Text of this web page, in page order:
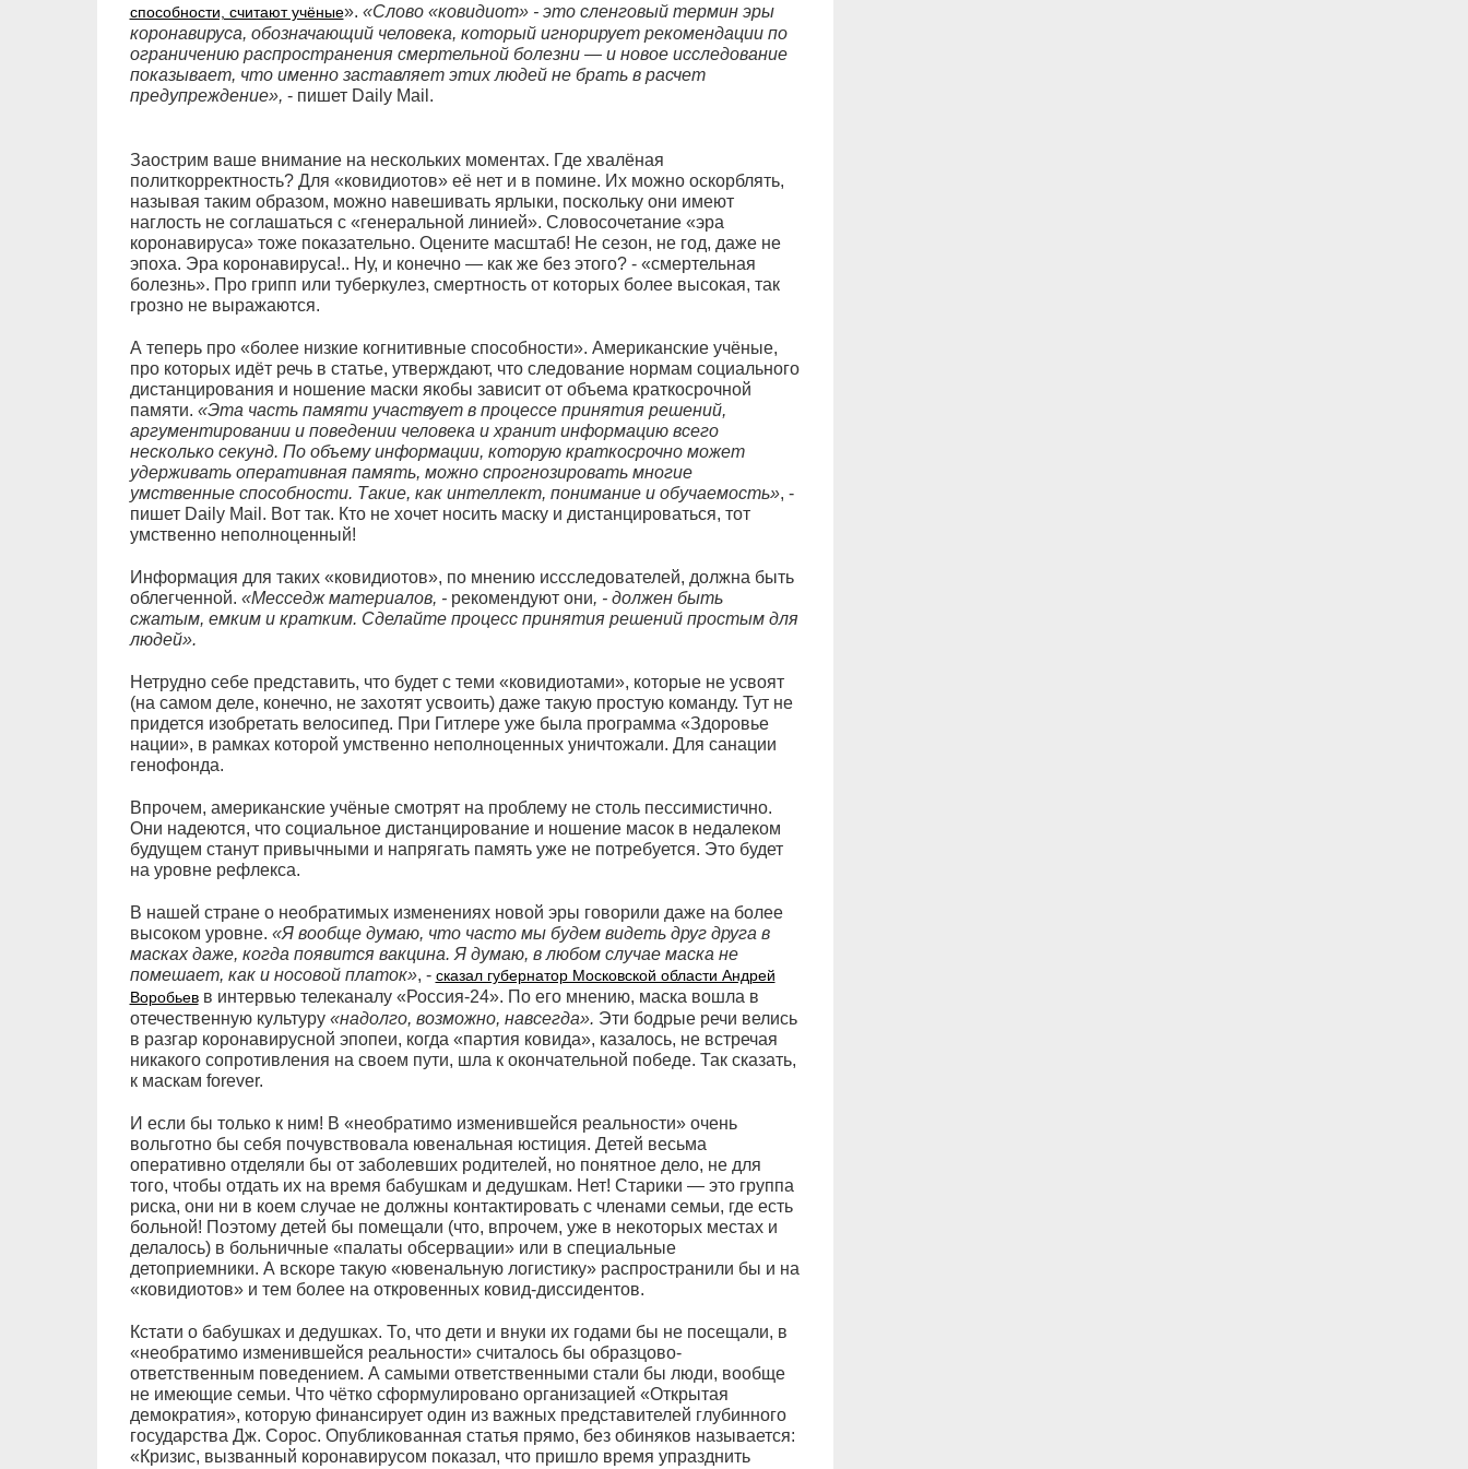
способности, считают учёные». «Слово «ковидиот» - это сленговый термин эры
коронавируса, обозначающий человека, который игнорирует рекомендации по
ограничению распространения смертельной болезни — и новое исследование
показывает, что именно заставляет этих людей не брать в расчет
предупреждение», - пишет Daily Mail.
Заострим ваше внимание на нескольких моментах. Где хвалёная
политкорректность? Для «ковидиотов» её нет и в помине. Их можно оскорблять,
называя таким образом, можно навешивать ярлыки, поскольку они имеют
наглость не соглашаться с «генеральной линией». Словосочетание «эра
коронавируса» тоже показательно. Оцените масштаб! Не сезон, не год, даже не
эпоха. Эра коронавируса!.. Ну, и конечно — как же без этого? - «смертельная
болезнь». Про грипп или туберкулез, смертность от которых более высокая, так
грозно не выражаются.
А теперь про «более низкие когнитивные способности». Американские учёные,
про которых идёт речь в статье, утверждают, что следование нормам социального
дистанцирования и ношение маски якобы зависит от объема краткосрочной
памяти. «Эта часть памяти участвует в процессе принятия решений,
аргументировании и поведении человека и хранит информацию всего
несколько секунд. По объему информации, которую краткосрочно может
удерживать оперативная память, можно спрогнозировать многие
умственные способности. Такие, как интеллект, понимание и обучаемость», -
пишет Daily Mail. Вот так. Кто не хочет носить маску и дистанцироваться, тот
умственно неполноценный!
Информация для таких «ковидиотов», по мнению иссследователей, должна быть
облегченной. «Месседж материалов, - рекомендуют они, - должен быть
сжатым, емким и кратким. Сделайте процесс принятия решений простым для
людей».
Нетрудно себе представить, что будет с теми «ковидиотами», которые не усвоят
(на самом деле, конечно, не захотят усвоить) даже такую простую команду. Тут не
придется изобретать велосипед. При Гитлере уже была программа «Здоровье
нации», в рамках которой умственно неполноценных уничтожали. Для санации
генофонда.
Впрочем, американские учёные смотрят на проблему не столь пессимистично.
Они надеются, что социальное дистанцирование и ношение масок в недалеком
будущем станут привычными и напрягать память уже не потребуется. Это будет
на уровне рефлекса.
В нашей стране о необратимых изменениях новой эры говорили даже на более
высоком уровне. «Я вообще думаю, что часто мы будем видеть друг друга в
масках даже, когда появится вакцина. Я думаю, в любом случае маска не
помешает, как и носовой платок», - сказал губернатор Московской области Андрей
Воробьевв интервью телеканалу «Россия-24». По его мнению, маска вошла в
отечественную культуру «надолго, возможно, навсегда». Эти бодрые речи велись
в разгар коронавирусной эпопеи, когда «партия ковида», казалось, не встречая
никакого сопротивления на своем пути, шла к окончательной победе. Так сказать,
к маскам forever.
И если бы только к ним! В «необратимо изменившейся реальности» очень
вольготно бы себя почувствовала ювенальная юстиция. Детей весьма
оперативно отделяли бы от заболевших родителей, но понятное дело, не для
того, чтобы отдать их на время бабушкам и дедушкам. Нет! Старики — это группа
риска, они ни в коем случае не должны контактировать с членами семьи, где есть
больной! Поэтому детей бы помещали (что, впрочем, уже в некоторых местах и
делалось) в больничные «палаты обсервации» или в специальные
детоприемники. А вскоре такую «ювенальную логистику» распространили бы и на
«ковидиотов» и тем более на откровенных ковид-диссидентов.
Кстати о бабушках и дедушках. То, что дети и внуки их годами бы не посещали, в
«необратимо изменившейся реальности» считалось бы образцово-
ответственным поведением. А самыми ответственными стали бы люди, вообще
не имеющие семьи. Что чётко сформулировано организацией «Открытая
демократия», которую финансирует один из важных представителей глубинного
государства Дж. Сорос. Опубликованная статья прямо, без обиняков называется:
«Кризис, вызванный коронавирусом показал, что пришло время упразднить